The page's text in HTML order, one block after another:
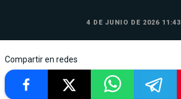
4 DE JUNIO DE 2026 11:43
Compartir en redes